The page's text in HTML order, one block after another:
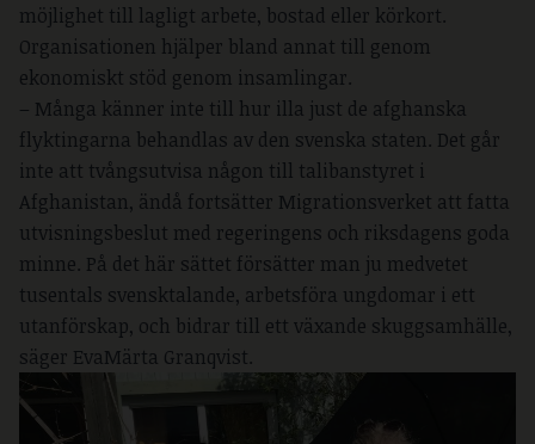
möjlighet till lagligt arbete, bostad eller körkort.
Organisationen hjälper bland annat till genom
ekonomiskt stöd genom insamlingar.
– Många känner inte till hur illa just de afghanska
flyktingarna behandlas av den svenska staten. Det går
inte att tvångsutvisa någon till talibanstyret i
Afghanistan, ändå fortsätter Migrationsverket att fatta
utvisningsbeslut med regeringens och riksdagens goda
minne. På det här sättet försätter man ju medvetet
tusentals svensktalande, arbetsföra ungdomar i ett
utanförskap, och bidrar till ett växande skuggsamhälle,
säger EvaMärta Granqvist.